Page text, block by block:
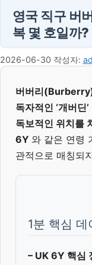
영국 직구 버
복 몇 호일까?
2026-06-30 작성자:
버버리
독자적인 ‘개버
독보적인 위치를
6Y 와 같은 연령
관적으로 매칭되
1분 핵심 데
– UK 6Y 핵심